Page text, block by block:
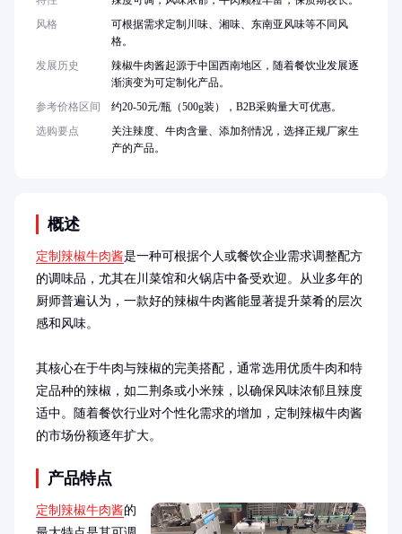
概述
定制辣椒牛肉酱是一种可根据个人或餐饮企业需求调整配方
的调味品，尤其在川菜馆和火锅店中备受欢迎。从业多年的
厨师普遍认为，一款好的辣椒牛肉酱能显著提升菜肴的层次
感和风味。
其核心在于牛肉与辣椒的完美搭配，通常选用优质牛肉和特
定品种的辣椒，如二荆条或小米辣，以确保风味浓郁且辣度
适中。随着餐饮行业对个性化需求的增加，定制辣椒牛肉酱
的市场份额逐年扩大。
产品特点
定制辣椒牛肉酱的
风格
可根据需求定制川味、湘味、东南亚风味等不同风
格。
发展历史
辣椒牛肉酱起源于中国西南地区，随着餐饮业发展逐
渐演变为可定制化产品。
参考价格区间
约20-50元/瓶（500g装），B2B采购量大可优惠。
选购要点
关注辣度、牛肉含量、添加剂情况，选择正规厂家生
产的产品。